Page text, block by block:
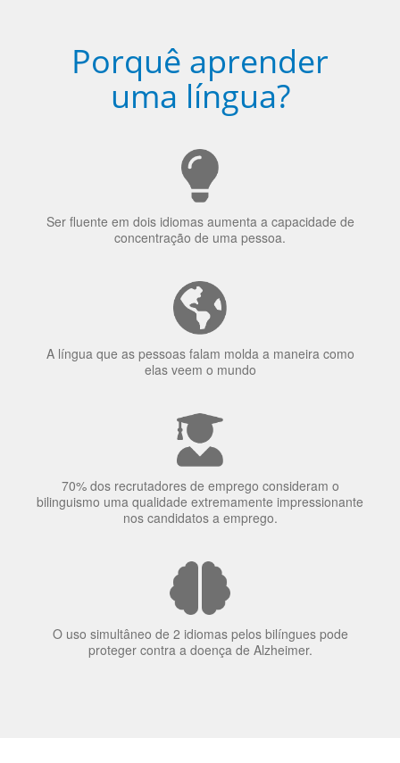
Porquê aprender
uma língua?
Ser fluente em dois idiomas aumenta a capacidade de
concentração de uma pessoa.
A língua que as pessoas falam molda a maneira como
elas veem o mundo
70% dos recrutadores de emprego consideram o
bilinguismo uma qualidade extremamente impressionante
nos candidatos a emprego.
O uso simultâneo de 2 idiomas pelos bilíngues pode
proteger contra a doença de Alzheimer.